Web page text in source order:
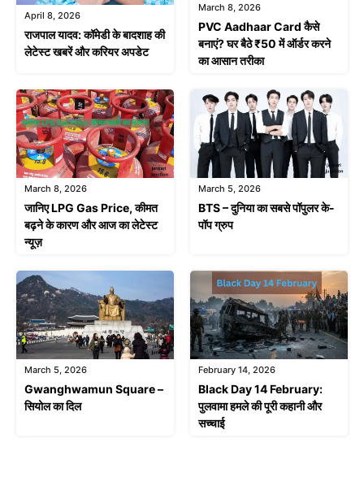
April 8, 2026
राजपाल यादव: कॉमेडी के बादशाह की
लेटेस्ट खबरें और करियर अपडेट
March 8, 2026
PVC Aadhaar Card कैसे
बनाएं? घर बैठे ₹50 में ऑर्डर करने
का आसान तरीका
March 8, 2026
जानिए LPG Gas Price, कीमत
बढ़ने के कारण और आज का लेटेस्ट
न्यूज़
March 5, 2026
BTS – दुनिया का सबसे पॉपुलर के-
पॉप ग्रुप
March 5, 2026
Gwanghwamun Square –
सियोल का दिल
February 14, 2026
Black Day 14 February:
पुलवामा हमले की पूरी कहानी और
सच्चाई